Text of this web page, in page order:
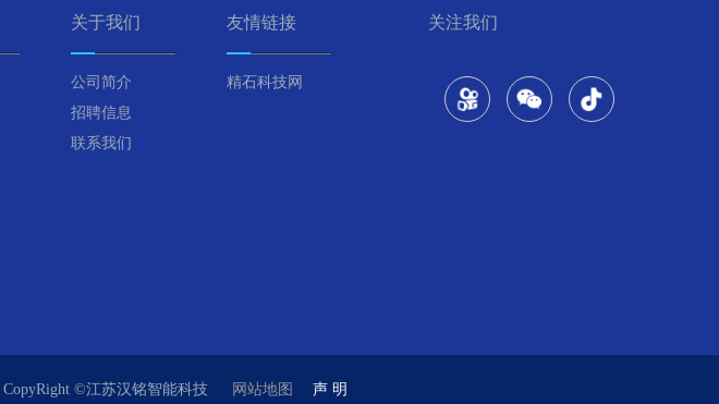
关于我们
公司简介
招聘信息
联系我们
友情链接
精石科技网
关注我们
CopyRight ©江苏汉铭智能科技 网站地图 声 明